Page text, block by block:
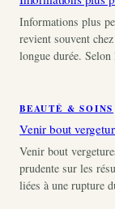
Informations plus
revient souvent
longue durée.
BEAUTÉ & SOINS
Venir bout
Venir bout
prudente sur les
liées à une rupture